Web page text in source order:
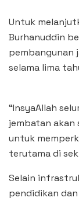
Untuk
Burhanuddin
pembangunan
selama lima
“InsyaAllah
jembatan akan
untuk
terutama di
Selain
pendidikan